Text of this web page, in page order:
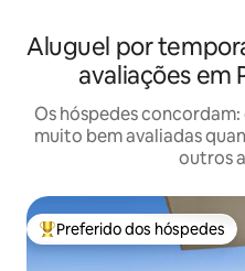
Aluguel por
avaliações em
Os hóspedes
muito bem avaliadas
outros
Entre os melhores preferidos
Preferido dos hóspedes